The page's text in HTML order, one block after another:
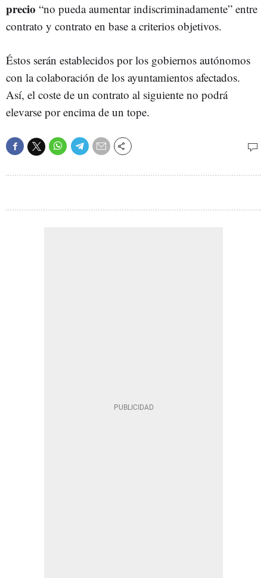
precio “no pueda aumentar indiscriminadamente” entre
contrato y contrato en base a criterios objetivos.
Éstos serán establecidos por los gobiernos autónomos
con la colaboración de los ayuntamientos afectados.
Así, el coste de un contrato al siguiente no podrá
elevarse por encima de un tope.